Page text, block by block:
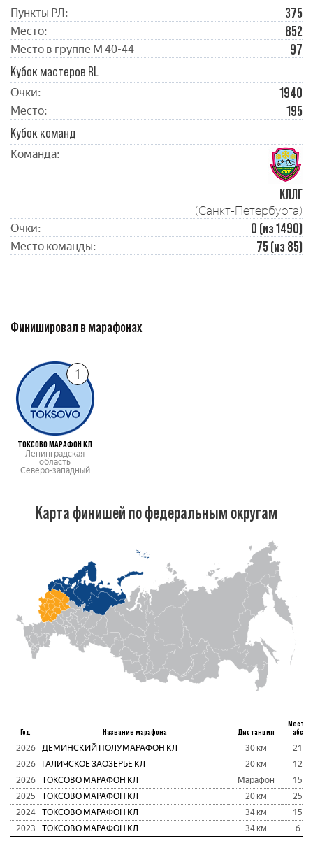
Пункты РЛ: 375
Место: 852
Место в группе М 40-44
97
Кубок мастеров RL
Очки: 1940
Место:
195
Кубок команд
Команда:
КЛЛГ
(Санкт-Петербурга)
Очки: 0 (из 1490)
Место команды: 75 (из 85)
Финишировал в марафонах
1
ТОКСОВО МАРАФОН КЛ
Ленинградская
область
Северо-западный
Карта финишей по федеральным округам
Год Название марафона Дистанция
Место
абс
2026 ДЕМИНСКИЙ ПОЛУМАРАФОН КЛ 30 км
21
2026
ГАЛИЧСКОЕ ЗАОЗЕРЬЕ КЛ 20 км
12
2026
ТОКСОВО МАРАФОН КЛ Марафон
15
2025
ТОКСОВО МАРАФОН КЛ 20 км
25
2024
ТОКСОВО МАРАФОН КЛ 34 км
15
2023
ТОКСОВО МАРАФОН КЛ 34 км 6